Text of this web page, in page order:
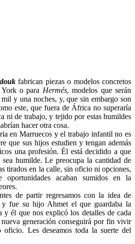
fabrican piezas o modelos concretos
o para Hermés, modelos que serán
y una noches, y, que sin embargo son
este, que fuera de África no superaría
ni de trabajo, y tejido por estas humildes
hacer otra cosa.
en Marruecos y el trabajo infantil no es
que sus hijos estudien y tengan además
una profesión. Él está decidido a que
humilde. Le preocupa la cantidad de
tirados en la calle, sin oficio ni opciones,
acaban sumidos en la
de partir regresamos con la idea de
y fue su hijo Ahmet el que guardaba la
y él que nos explicó los detalles de cada
generación conseguirá por fin vivir
oficio. Les deseamos toda la suerte del